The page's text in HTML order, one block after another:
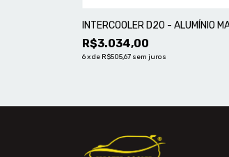
INTERCOOLER D20 - ALUMÍNIO
R$3.034,00
6xde R$505,67 sem juros